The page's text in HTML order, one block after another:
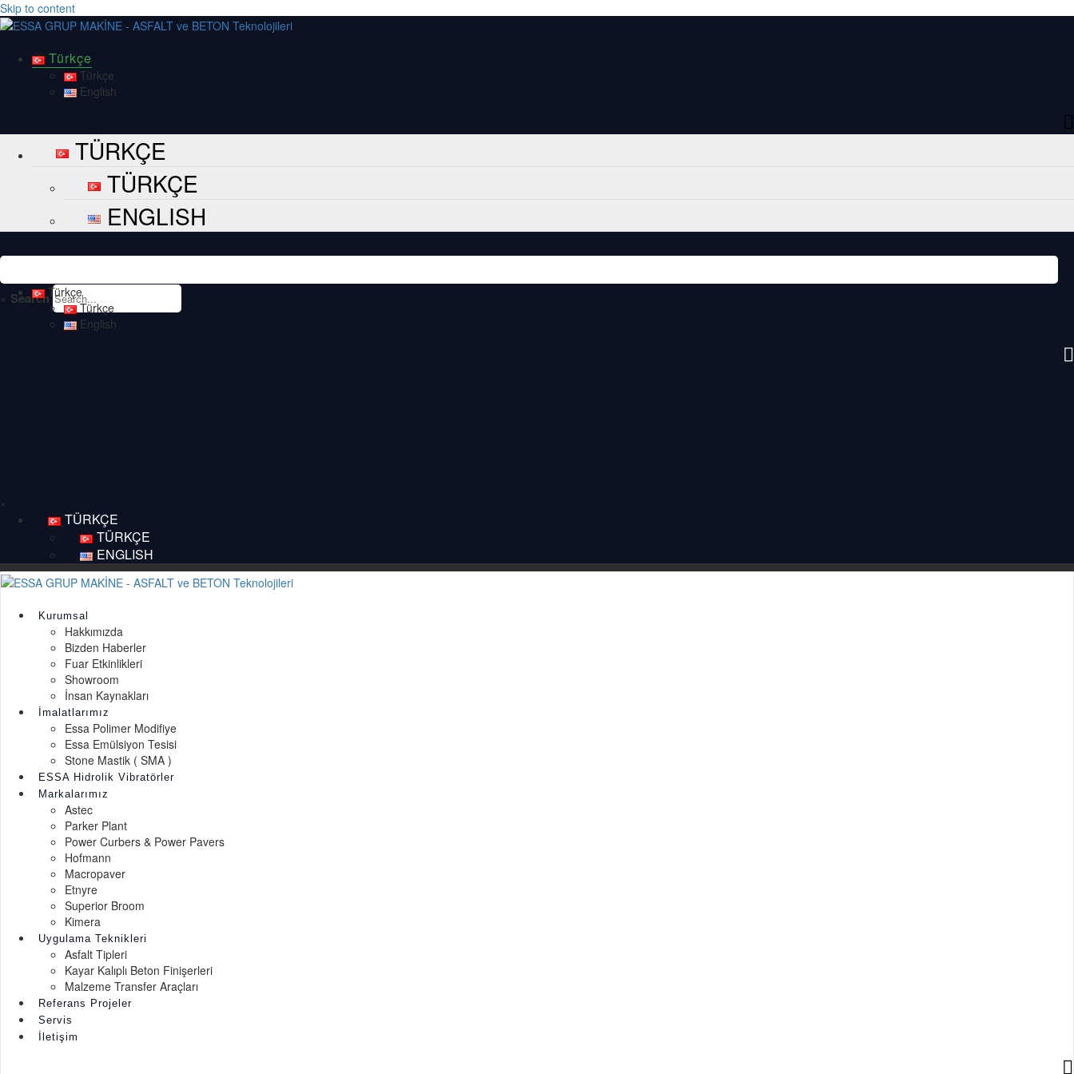
Skip to content
Türkçe
Türkçe
English
TÜRKÇE
TÜRKÇE
ENGLISH
× SearchTürkçe
Türkçe
English
×
TÜRKÇE
TÜRKÇE
ENGLISH
Kurumsal
Hakkımızda
Bizden Haberler
Fuar Etkinlikleri
Showroom
İnsan Kaynakları
İmalatlarımız
Essa Polimer Modifiye
Essa Emülsiyon Tesisi
Stone Mastik ( SMA )
ESSA Hidrolik Vibratörler
Markalarımız
Astec
Parker Plant
Power Curbers & Power Pavers
Hofmann
Macropaver
Etnyre
Superior Broom
Kimera
Uygulama Teknikleri
Asfalt Tipleri
Kayar Kalıplı Beton Finişerleri
Malzeme Transfer Araçları
Referans Projeler
Servis
İletişim